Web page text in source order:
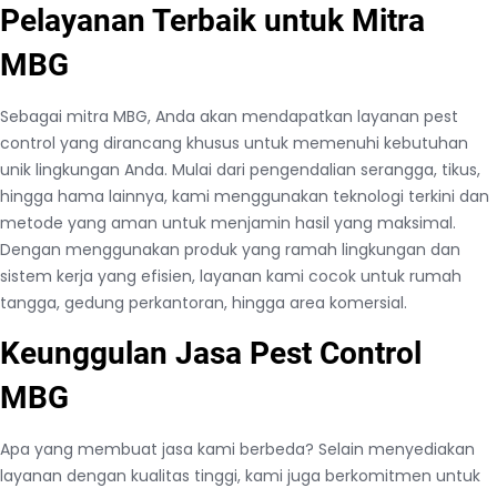
Pelayanan Terbaik untuk Mitra
MBG
Sebagai mitra MBG, Anda akan mendapatkan layanan pest
control yang dirancang khusus untuk memenuhi kebutuhan
unik lingkungan Anda. Mulai dari pengendalian serangga, tikus,
hingga hama lainnya, kami menggunakan teknologi terkini dan
metode yang aman untuk menjamin hasil yang maksimal.
Dengan menggunakan produk yang ramah lingkungan dan
sistem kerja yang efisien, layanan kami cocok untuk rumah
tangga, gedung perkantoran, hingga area komersial.
Keunggulan Jasa Pest Control
MBG
Apa yang membuat jasa kami berbeda? Selain menyediakan
layanan dengan kualitas tinggi, kami juga berkomitmen untuk